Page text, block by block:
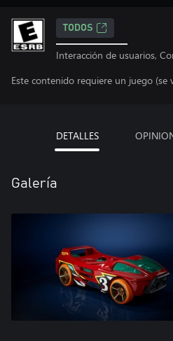
TODOS
Interacción de usuarios,
Este contenido requiere un juego (se
DETALLES
Galería